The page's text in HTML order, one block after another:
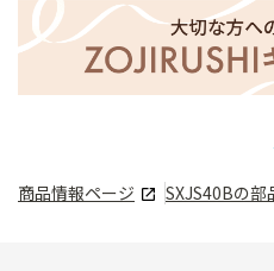
商品情報ページ SXJS40Bの部